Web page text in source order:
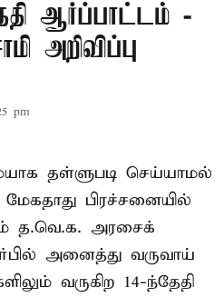
ஆர்ப்பாட்டம் -
அறிவிப்பு
pm
தள்ளுபடி செய்யாமல்
பிரச்சனையில்
த.வெ.க. அரசைக்
அனைத்து வருவாய்
வருகிற 14-ந்தேதி